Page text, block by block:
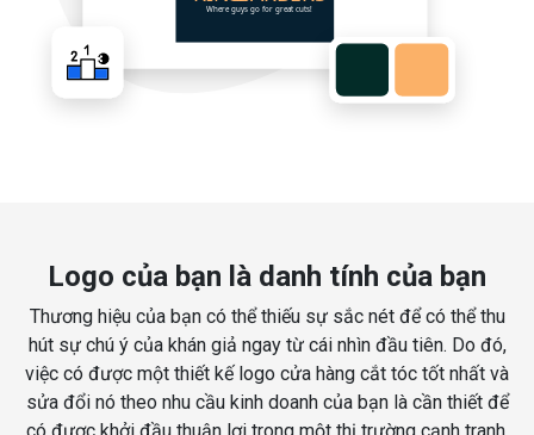
Logo của bạn là danh tính của bạn
Thương hiệu của bạn có thể thiếu sự sắc nét để có thể thu
hút sự chú ý của khán giả ngay từ cái nhìn đầu tiên. Do đó,
việc có được một thiết kế logo cửa hàng cắt tóc tốt nhất và
sửa đổi nó theo nhu cầu kinh doanh của bạn là cần thiết để